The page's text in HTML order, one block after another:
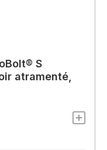
S
atramenté,